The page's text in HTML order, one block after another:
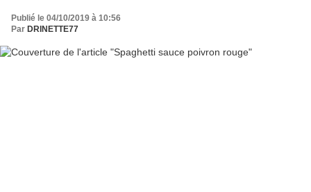
Publié le 04/10/2019 à 10:56
Par DRINETTE77